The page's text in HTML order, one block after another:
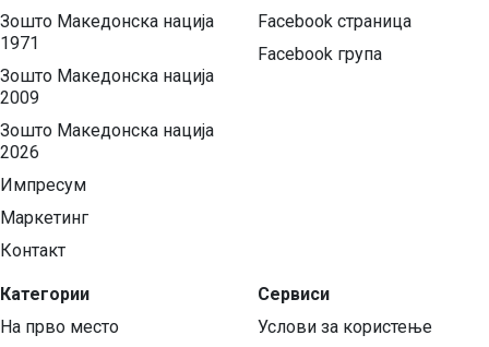
Зошто Македонска нација
1971
Зошто Македонска нација
2009
Зошто Македонска нација
2026
Импресум
Маркетинг
Контакт
Категории
На прво место
Facebook страница
Facebook група
Сервиси
Услови за користење